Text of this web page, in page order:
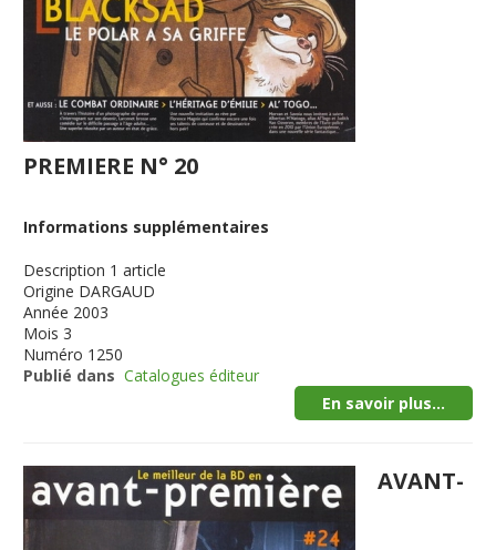
PREMIERE N° 20
Informations supplémentaires
Description 1 article
Origine DARGAUD
Année 2003
Mois 3
Numéro 1250
Publié dans Catalogues éditeur
En savoir plus...
AVANT-